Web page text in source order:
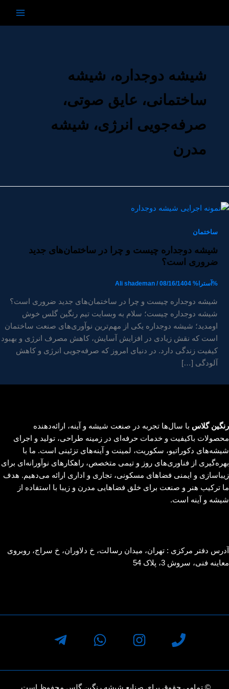
شیشه دوجداره، شیشه
ساختمانی، عایق صوتی،
صرفه‌جویی انرژی، شیشه
مدرن
ساختمان
شیشه دوجداره چیست و چرا در ساختمان‌های جدید
ضروری است؟
%آسترا% Ali shademan/08/16/1404
شیشه دوجداره چیست و چرا در ساختمان‌های جدید ضروری است؟
شیشه دوجداره چیست؛ سلام به وبسایت تیم رنگین گلس خوش
اومدید؛ شیشه دوجداره یکی از مهم‌ترین نوآوری‌های صنعت ساختمان
است که نقش زیادی در افزایش آسایش، کاهش مصرف انرژی و بهبود
کیفیت زندگی دارد. در دنیای امروز که صرفه‌جویی انرژی و کاهش
آلودگی […]
رنگین گلاس با سال‌ها تجربه در صنعت شیشه و آینه، ارائه‌دهنده
محصولات باکیفیت و خدمات حرفه‌ای در زمینه طراحی، تولید و اجرای
شیشه‌های دکوراتیو، سکوریت، لمینت و آینه‌های تزئینی است. ما با
بهره‌گیری از فناوری‌های روز و تیمی متخصص، راهکارهای نوآورانه‌ای برای
زیباسازی و ایمنی فضاهای مسکونی، تجاری و اداری ارائه می‌دهیم. هدف
ما ترکیب هنر و صنعت برای خلق فضاهایی مدرن و زیبا با استفاده از
شیشه و آینه است.
آدرس دفتر مرکزی : تهران، میدان رسالت، خ دلاوران، خ سراج، روبروی
معاینه فنی، سروش 3، پلاک 54